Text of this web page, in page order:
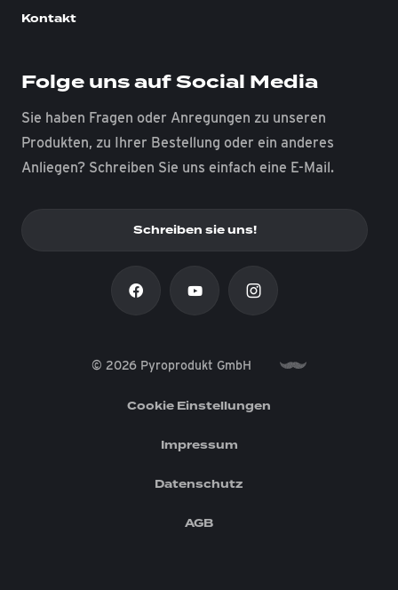
Kontakt
Folge uns auf Social Media
Sie haben Fragen oder Anregungen zu unseren
Produkten, zu Ihrer Bestellung oder ein anderes
Anliegen? Schreiben Sie uns einfach eine E-Mail.
Schreiben sie uns!
© 2026 Pyroprodukt GmbH
Cookie Einstellungen
Impressum
Datenschutz
AGB